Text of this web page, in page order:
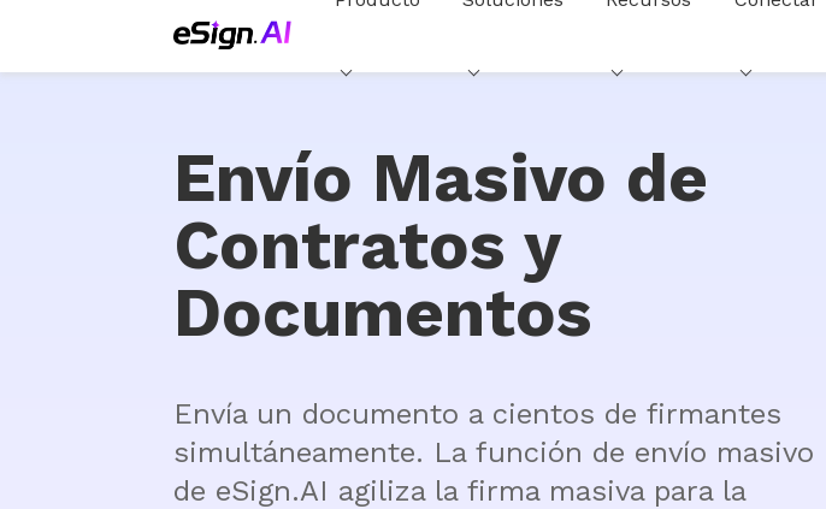
Envío Masivo de
Contratos y
Documentos
Envía un documento a cientos de firmantes
simultáneamente. La función de envío masivo
de eSign.AI agiliza la firma masiva para la